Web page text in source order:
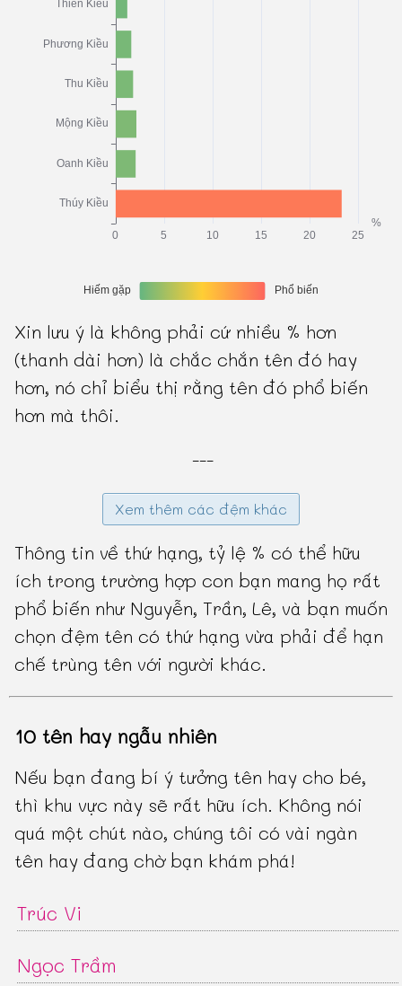
Xin lưu ý là không phải cứ nhiều % hơn
(thanh dài hơn) là chắc chắn tên đó hay
hơn, nó chỉ biểu thị rằng tên đó phổ biến
hơn mà thôi.
---
Xem thêm các đệm khác
Thông tin về thứ hạng, tỷ lệ % có thể hữu
ích trong trường hợp con bạn mang họ rất
phổ biến như Nguyễn, Trần, Lê, và bạn muốn
chọn đệm tên có thứ hạng vừa phải để hạn
chế trùng tên với người khác.
10 tên hay ngẫu nhiên
Nếu bạn đang bí ý tưởng tên hay cho bé,
thì khu vực này sẽ rất hữu ích. Không nói
quá một chút nào, chúng tôi có vài ngàn
tên hay đang chờ bạn khám phá!
Trúc Vi
Ngọc Trầm